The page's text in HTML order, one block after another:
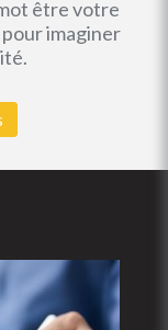
être votre
imaginer